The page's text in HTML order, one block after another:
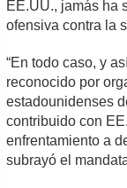
EE.UU., jamás ha
ofensiva contra la
“En todo caso, y
reconocido por
estadounidenses
contribuido con
enfrentamiento a
subrayó el